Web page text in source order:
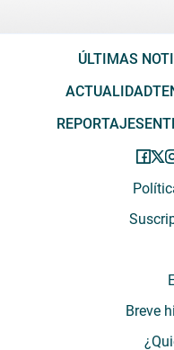
ÚLTIMAS
ACTUALIDAD
REPORTAJES
Breve